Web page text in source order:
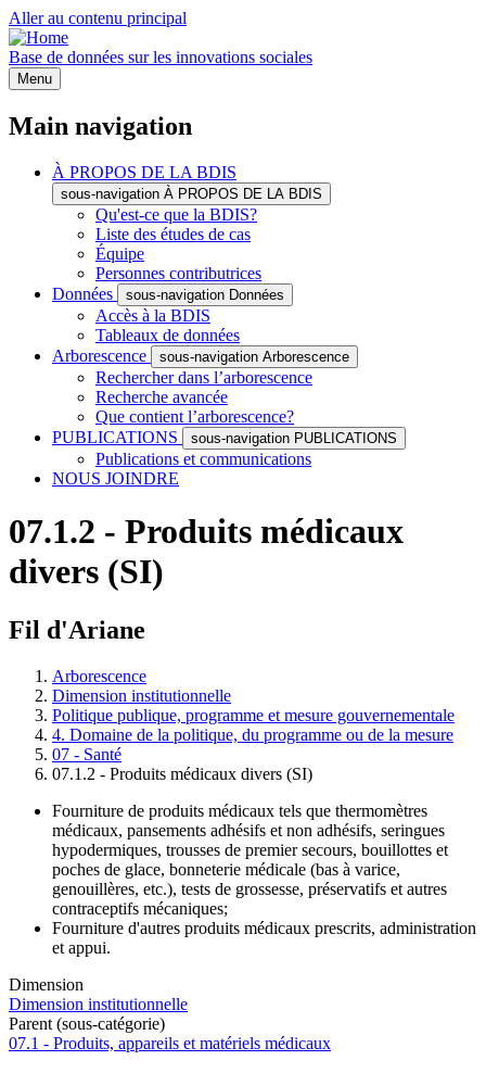
Aller au contenu principal
Base de données sur les innovations sociales
Menu
Main navigation
À PROPOS DE LA BDIS
sous-navigation À PROPOS DE LA BDIS
Qu'est-ce que la BDIS?
Liste des études de cas
Équipe
Personnes contributrices
Données
sous-navigation Données
Accès à la BDIS
Tableaux de données
Arborescence
sous-navigation Arborescence
Rechercher dans l’arborescence
Recherche avancée
Que contient l’arborescence?
PUBLICATIONS
sous-navigation PUBLICATIONS
Publications et communications
NOUS JOINDRE
07.1.2 - Produits médicaux
divers (SI)
Fil d'Ariane
Arborescence
Dimension institutionnelle
Politique publique, programme et mesure gouvernementale
4. Domaine de la politique, du programme ou de la mesure
07 - Santé
07.1.2 - Produits médicaux divers (SI)
Fourniture de produits médicaux tels que thermomètres
médicaux, pansements adhésifs et non adhésifs, seringues
hypodermiques, trousses de premier secours, bouillottes et
poches de glace, bonneterie médicale (bas à varice,
genouillères, etc.), tests de grossesse, préservatifs et autres
contraceptifs mécaniques;
Fourniture d'autres produits médicaux prescrits, administration
et appui.
Dimension
Dimension institutionnelle
Parent (sous-catégorie)
07.1 - Produits, appareils et matériels médicaux